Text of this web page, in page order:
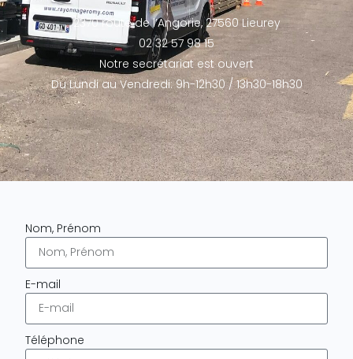
2370 route de l’Angorie, 27560 Lieurey
02 32 57 98 15
Notre secrétariat est ouvert
Du Lundi au Vendredi: 9h-12h30 / 13h30-18h30
Nom, Prénom
E-mail
Téléphone